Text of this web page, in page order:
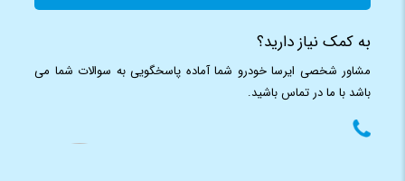
به کمک نیاز دارید؟
مشاور شخصی ایرسا خودرو شما آماده پاسخگویی به سوالات شما می
باشد با ما در تماس باشید.